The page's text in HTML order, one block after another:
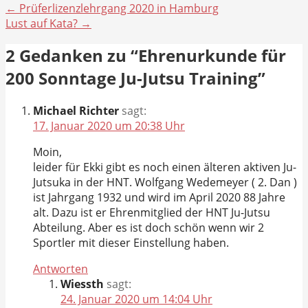
← Prüferlizenzlehrgang 2020 in Hamburg
Lust auf Kata? →
2 Gedanken zu “Ehrenurkunde für
200 Sonntage Ju-Jutsu Training”
Michael Richter sagt:
17. Januar 2020 um 20:38 Uhr
Moin,
leider für Ekki gibt es noch einen älteren aktiven Ju-
Jutsuka in der HNT. Wolfgang Wedemeyer ( 2. Dan )
ist Jahrgang 1932 und wird im April 2020 88 Jahre
alt. Dazu ist er Ehrenmitglied der HNT Ju-Jutsu
Abteilung. Aber es ist doch schön wenn wir 2
Sportler mit dieser Einstellung haben.
Antworten
Wiessth sagt:
24. Januar 2020 um 14:04 Uhr